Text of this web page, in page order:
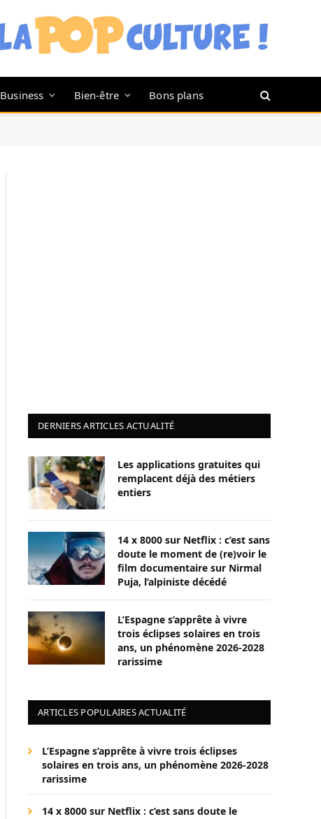
Business Bien-être Bons plans
DERNIERS ARTICLES ACTUALITÉ
Les applications gratuites qui
remplacent déjà des métiers
entiers
14 x 8000 sur Netflix : c’est sans
doute le moment de (re)voir le
film documentaire sur Nirmal
Puja, l’alpiniste décédé
L’Espagne s’apprête à vivre
trois éclipses solaires en trois
ans, un phénomène 2026-2028
rarissime
ARTICLES POPULAIRES ACTUALITÉ
L’Espagne s’apprête à vivre trois éclipses
solaires en trois ans, un phénomène 2026-2028
rarissime
14 x 8000 sur Netflix : c’est sans doute le